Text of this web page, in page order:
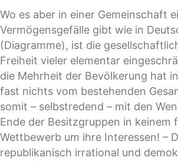
Wo es aber in einer Gemeinschaft
Vermögensgefälle gibt wie in
(Diagramme), ist die
Freiheit vieler elementar
die Mehrheit der Bevölkerung hat
fast nichts vom bestehenden
somit – selbstredend – mit den
Ende der Besitzgruppen in keinem
Wettbewerb um ihre Interessen! –
republikanisch irrational und